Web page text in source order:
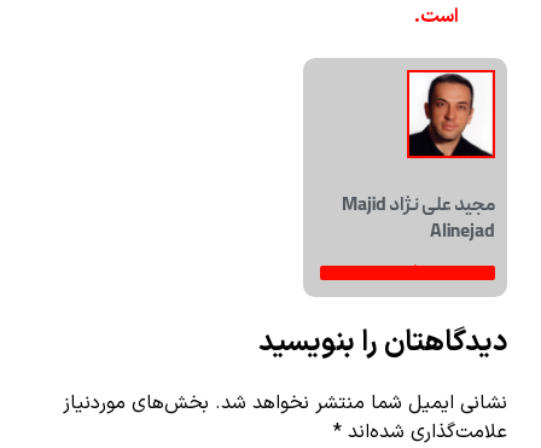
است.
مجید علی نژاد Majid
Alinejad
مشاهده همه فعالیت‌های خبری
دیدگاهتان را بنویسید
نشانی ایمیل شما منتشر نخواهد شد. بخش‌های موردنیاز
علامت‌گذاری شده‌اند *